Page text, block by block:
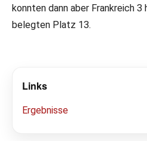
konnten dann aber Frankreich 3
belegten Platz 13.
Links
Ergebnisse